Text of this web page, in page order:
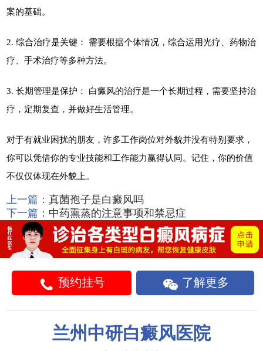
案的基础。
2. 综合治疗是关键： 需要根据个体情况，综合运用光疗、药物治
疗、手术治疗等多种方法。
3. 长期管理是保护： 白癜风的治疗是一个长期过程，需要坚持治
疗，定期复查，并做好生活管理。
对于有就业困扰的朋友，许多工作岗位对外貌并没有特别要求，
你可以凭借你的专业技能和工作能力赢得认同。记住，你的价值
不仅仅体现在外貌上。
上一篇：真菌孢子是白癜风吗
下一篇： 中药熏蒸的注意事项和禁忌症
预约挂号 了解更多
兰州中研白癜风医院